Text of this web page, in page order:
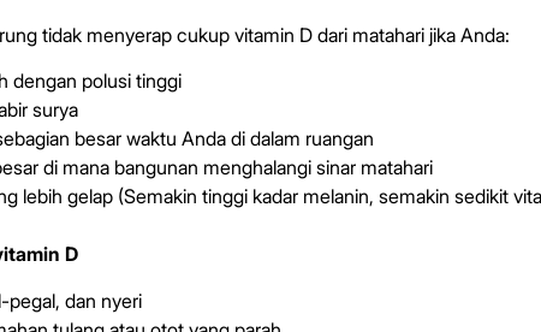
tidak menyerap cukup vitamin D dari matahari jika Anda:
dengan polusi tinggi
surya
besar waktu Anda di dalam ruangan
di mana bangunan menghalangi sinar matahari
lebih gelap (Semakin tinggi kadar melanin, semakin sedikit
D
pegal, dan nyeri